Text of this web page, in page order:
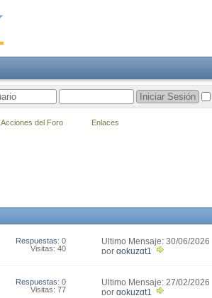
Respuestas: 0
Visitas: 40
Último Mensaje: 30/06/2026
20:37
por gokuzgt1
Respuestas: 0
Visitas: 77
Último Mensaje: 27/02/2026
12:51
por gokuzgt1
Acciones del Foro Enlaces